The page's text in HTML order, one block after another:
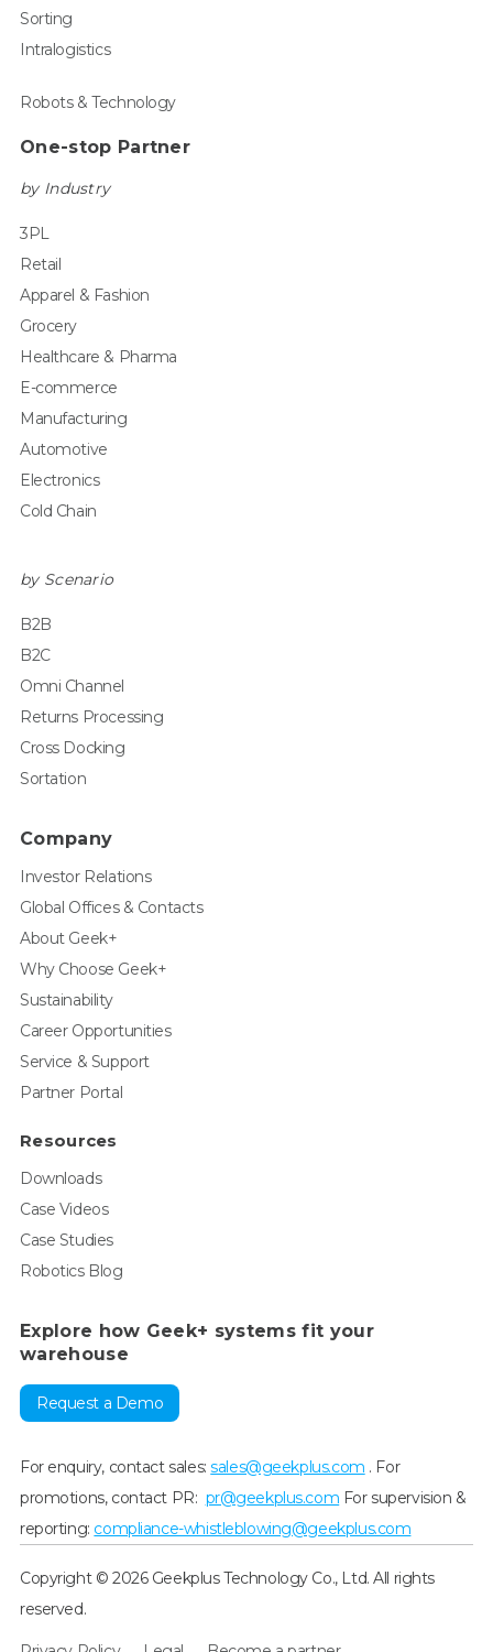
Sorting
Intralogistics
Robots & Technology
One-stop Partner
by Industry
3PL
Retail
Apparel & Fashion
Grocery
Healthcare & Pharma
E-commerce
Manufacturing
Automotive
Electronics
Cold Chain
by Scenario
B2B
B2C
Omni Channel
Returns Processing
Cross Docking
Sortation
Company
Investor Relations
Global Offices & Contacts
About Geek+
Why Choose Geek+
Sustainability
Career Opportunities
Service & Support
Partner Portal
Resources
Downloads
Case Videos
Case Studies
Robotics Blog
Explore how Geek+ systems fit your
warehouse
Request a Demo
For enquiry, contact sales:sales@geekplus.com . For
promotions, contact PR: pr@geekplus.com For supervision &
reporting: compliance-whistleblowing@geekplus.com
Copyright © 2026 Geekplus Technology Co., Ltd. All rights
reserved.